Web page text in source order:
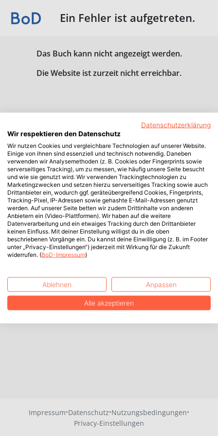
Ein Fehler ist aufgetreten.
Das Buch kann nicht angezeigt werden.
Die Website ist zurzeit nicht erreichbar.
Impressum·Datenschutz·Nutzungsbedingungen·
Privacy-Einstellungen
Datenschutzerklärung
Wir respektieren den Datenschutz
Wir nutzen Cookies und vergleichbare Technologien auf unserer Website.
Einige von ihnen sind essenziell und technisch notwendig. Daneben
verwenden wir Analysemethoden (z. B. Cookies oder Fingerprints sowie
serverseitiges Tracking), um zu messen, wie häufig unsere Seite besucht
und wie sie genutzt wird. Wir verwenden Trackingtechnologien zu
Marketingzwecken und setzen hierzu serverseitiges Tracking sowie auch
Drittanbieter ein, wodurch ggf. geräteübergreifend Cookies, Fingerprints,
Tracking-Pixel, IP-Adressen sowie gehashte E-Mail-Adressen genutzt
werden. Auf unserer Seite betten wir zudem Drittinhalte von anderen
Anbietern ein (Video-Plattformen). Wir haben auf die weitere
Datenverarbeitung und ein etwaiges Tracking durch den Drittanbieter
keinen Einfluss. Mit deiner Einstellung willigst du in die oben
beschriebenen Vorgänge ein. Du kannst deine Einwilligung (z. B. im Footer
unter „Privacy-Einstellungen“) jederzeit mit Wirkung für die Zukunft
widerrufen. (BoD-Impressum)
Ablehnen Anpassen
Alle akzeptieren